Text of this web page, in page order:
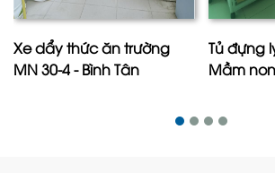
Xe dẩy thức ăn trường
MN 30-4 - Bình Tân
Tủ đựng
Mầm